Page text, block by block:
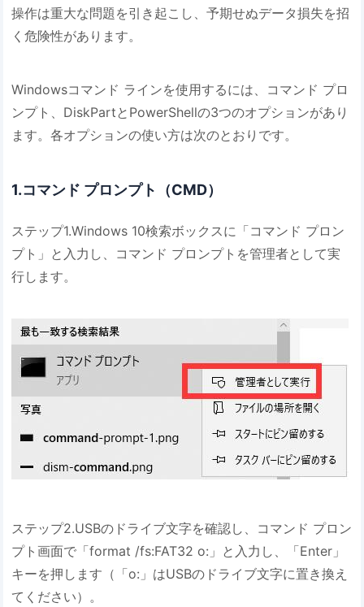
操作は重大な問題を引き起こし、予期せぬデータ損失を招
く危険性があります。
Windowsコマンド ラインを使用するには、コマンド プロ
ンプト、DiskPartとPowerShellの3つのオプションがあり
ます。各オプションの使い方は次のとおりです。
1.コマンド プロンプト（CMD）
ステップ1.Windows 10検索ボックスに「コマンド プロン
プト」と入力し、コマンド プロンプトを管理者として実
行します。
ステップ2.USBのドライブ文字を確認し、コマンド プロン
プト画面で「format /fs:FAT32 o:」と入力し、「Enter」
キーを押します（「o:」はUSBのドライブ文字に置き換え
てください）。